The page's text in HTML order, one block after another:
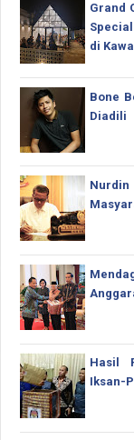
Grand
di
Bone
Diadili
Hasil
Iksan-